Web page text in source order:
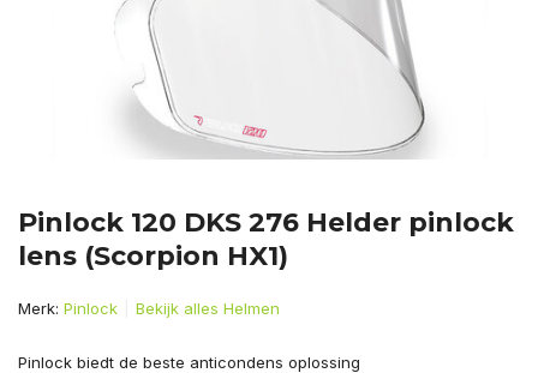
Pinlock 120 DKS 276 Helder pinlock
lens (Scorpion HX1)
Merk: Pinlock Bekijk alles Helmen
Pinlock biedt de beste anticondens oplossing